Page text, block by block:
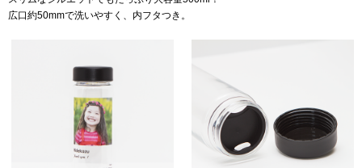
広口約50mmで洗いやすく、内フタつき。